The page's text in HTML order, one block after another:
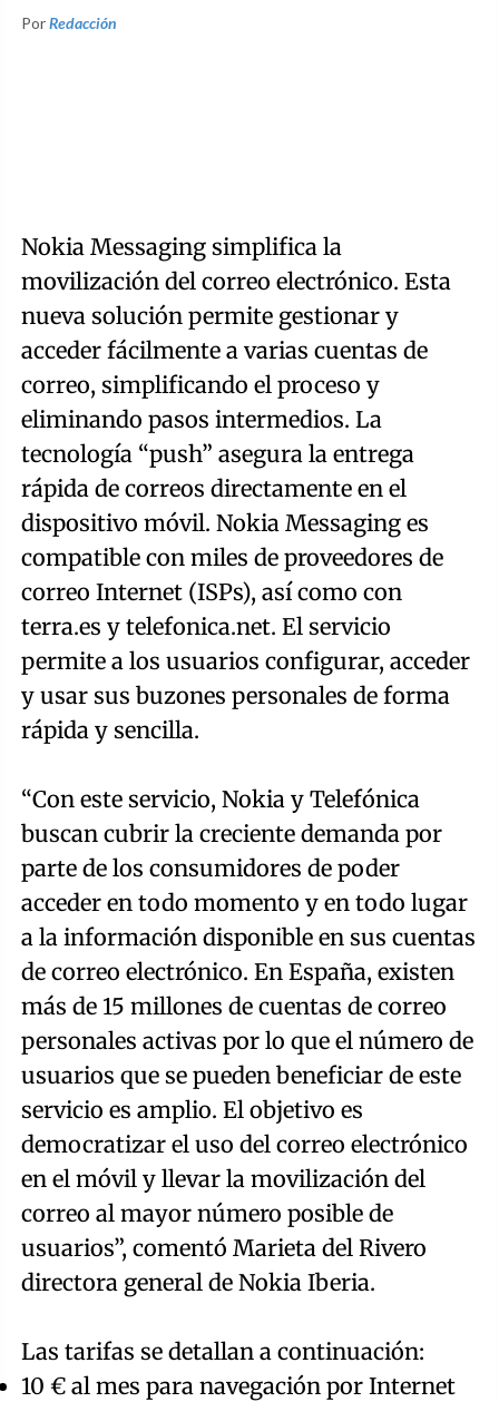
PorRedacción
Nokia Messaging simplifica la
movilización del correo electrónico. Esta
nueva solución permite gestionar y
acceder fácilmente a varias cuentas de
correo, simplificando el proceso y
eliminando pasos intermedios. La
tecnología “push” asegura la entrega
rápida de correos directamente en el
dispositivo móvil. Nokia Messaging es
compatible con miles de proveedores de
correo Internet (ISPs), así como con
terra.es y telefonica.net. El servicio
permite a los usuarios configurar, acceder
y usar sus buzones personales de forma
rápida y sencilla.
“Con este servicio, Nokia y Telefónica
buscan cubrir la creciente demanda por
parte de los consumidores de poder
acceder en todo momento y en todo lugar
a la información disponible en sus cuentas
de correo electrónico. En España, existen
más de 15 millones de cuentas de correo
personales activas por lo que el número de
usuarios que se pueden beneficiar de este
servicio es amplio. El objetivo es
democratizar el uso del correo electrónico
en el móvil y llevar la movilización del
correo al mayor número posible de
usuarios”, comentó Marieta del Rivero
directora general de Nokia Iberia.
Las tarifas se detallan a continuación:
10 € al mes para navegación por Internet